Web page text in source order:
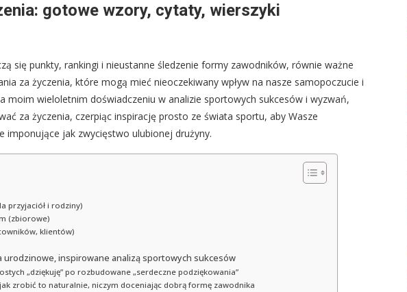
gotowe wzory, cytaty, wierszyki
się punkty, rankingi i nieustanne śledzenie formy zawodników, równie ważne
za życzenia, które mogą mieć nieoczekiwany wpływ na nasze samopoczucie i
moim wieloletnim doświadczeniu w analizie sportowych sukcesów i wyzwań,
za życzenia, czerpiąc inspirację prosto ze świata sportu, aby Wasze
imponujące jak zwycięstwo ulubionej drużyny.
przyjaciół i rodziny)
(zbiorowe)
klientów)
urodzinowe, inspirowane analizą sportowych sukcesów
„dziękuję” po rozbudowane „serdeczne podziękowania”
zrobić to naturalnie, niczym doceniając dobrą formę zawodnika